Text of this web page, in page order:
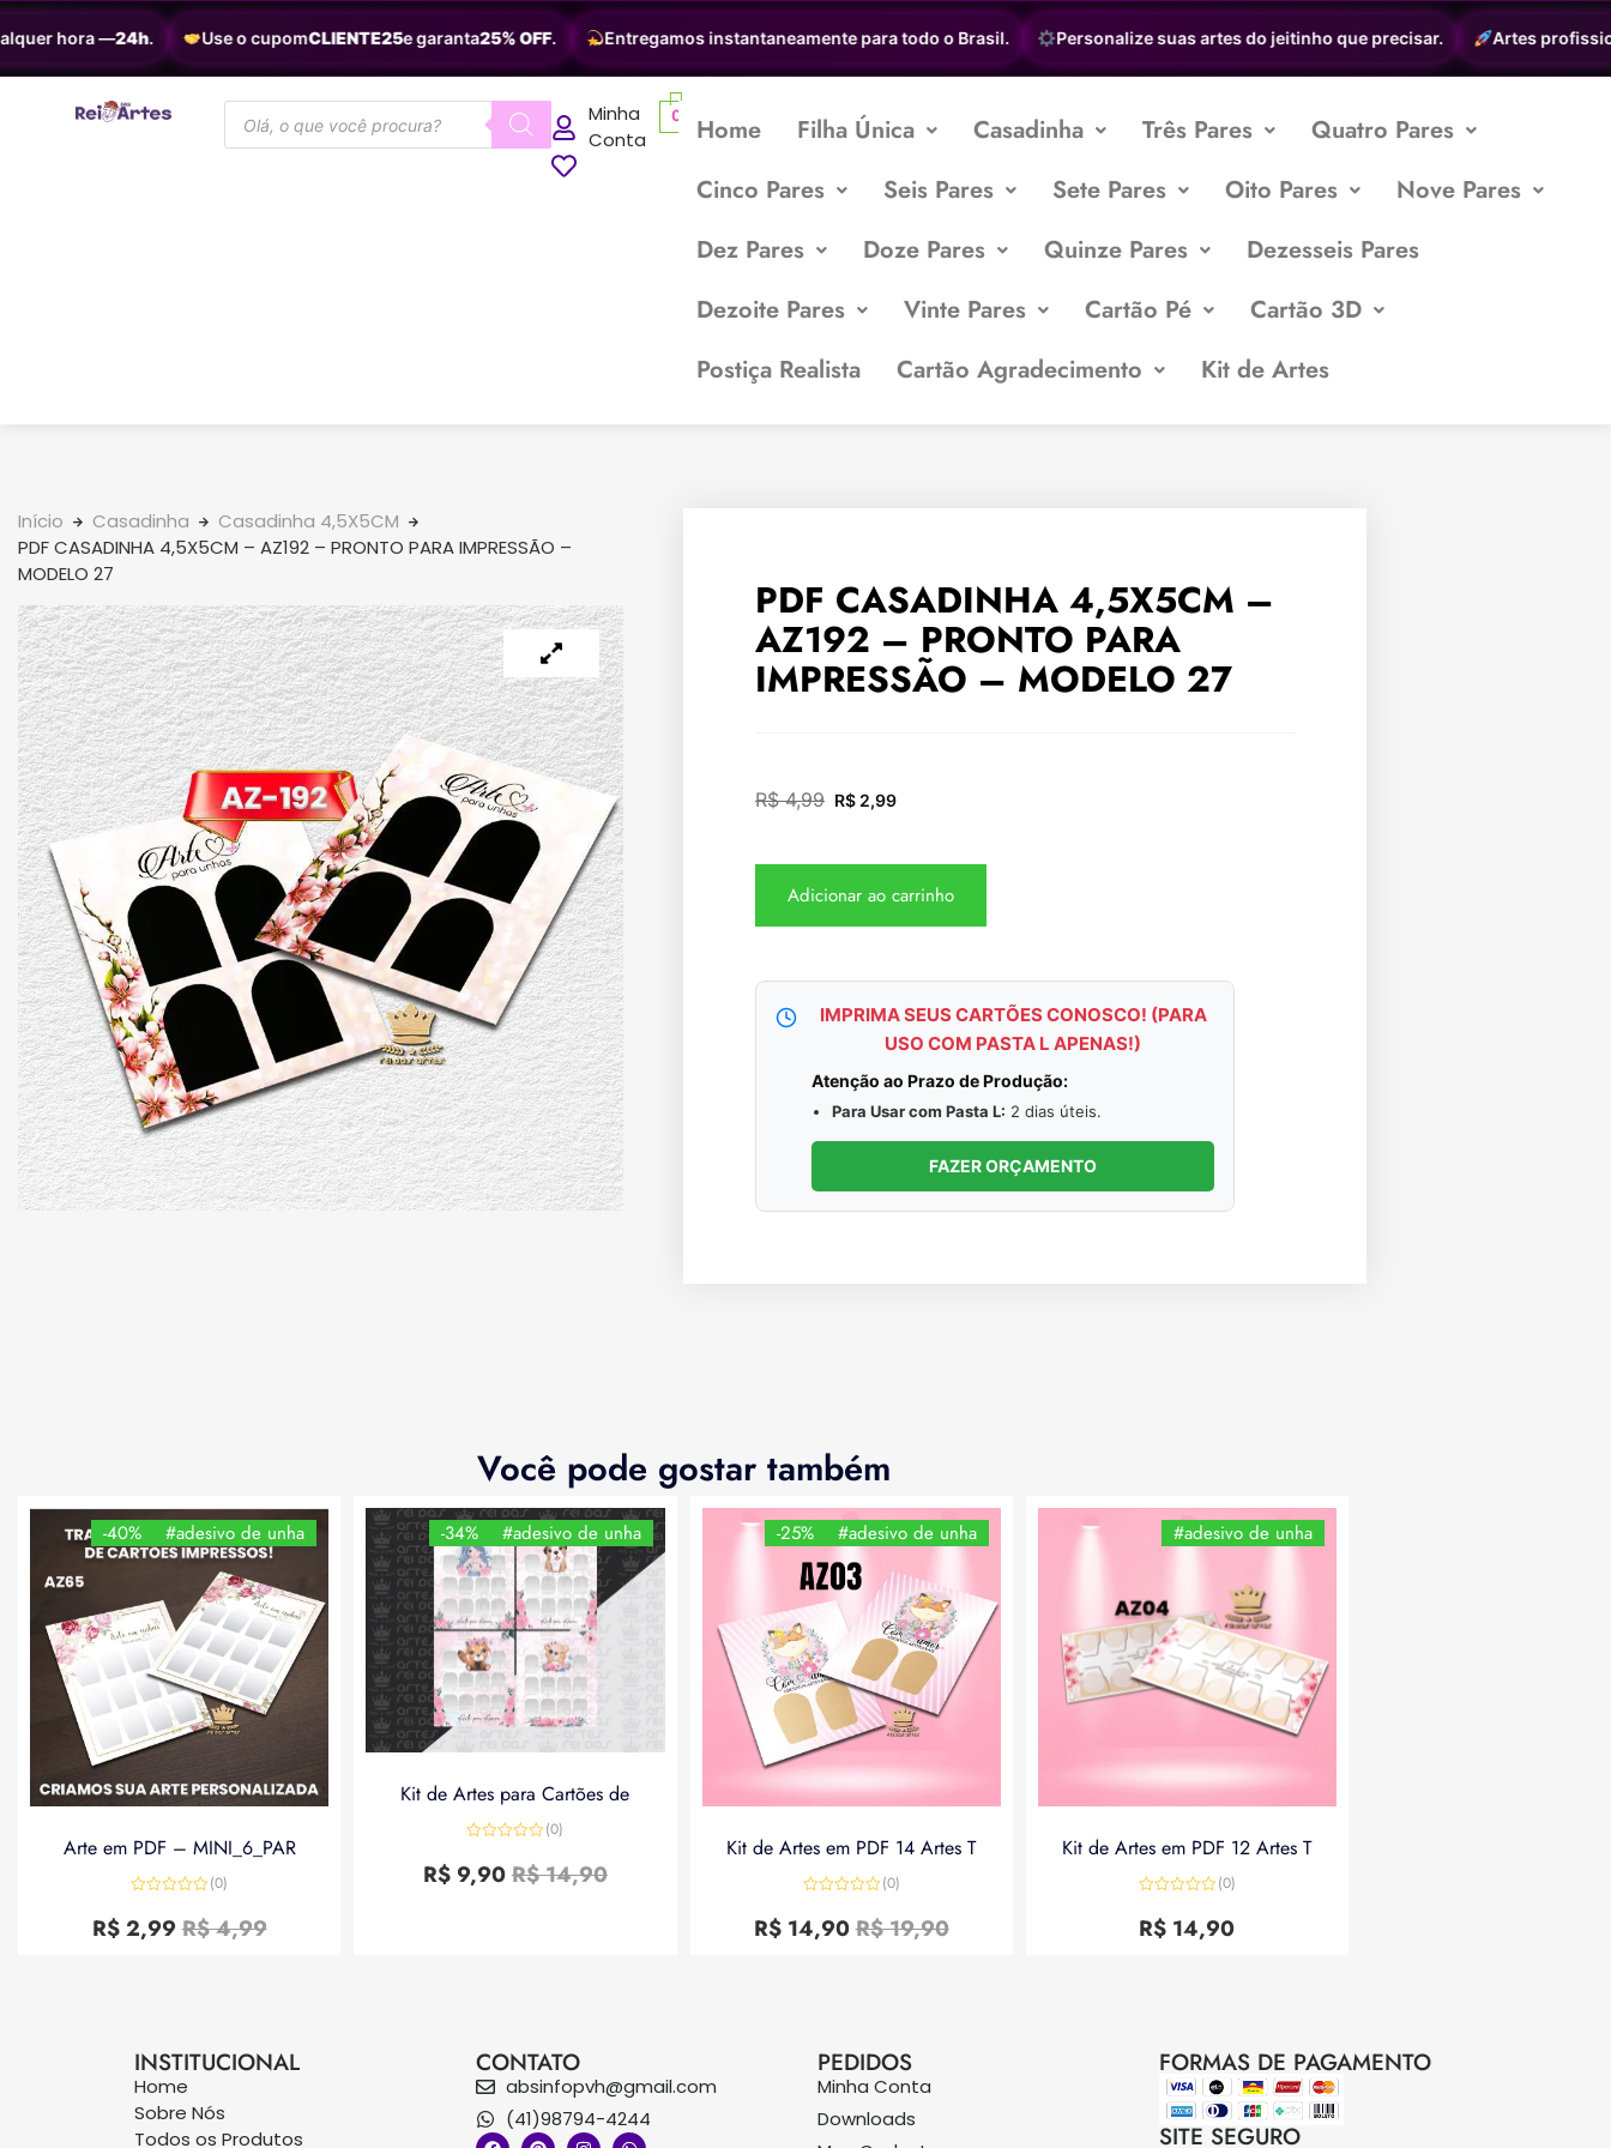
hora —24h. Use o cupomCLIENTE25e garanta25% OFF. Entregamos instantaneamente para todo o Brasil. Personalize suas artes do jeitinho que precisar. Artes
Minha
Conta
0 Home Filha Única Casadinha Três Pares
Quatro Pares
Cinco Pares
Seis Pares Sete Pares Oito Pares
Nove Pares
Dez Pares
Doze Pares Quinze Pares
Dezesseis Pares
Dezoite Pares
Vinte Pares Cartão Pé
Cartão 3D
Postiça Realista
Cartão Agradecimento Kit de Artes
Início Casadinha
Casadinha 4,5X5CM
PDF CASADINHA 4,5X5CM – AZ192 – PRONTO PARA IMPRESSÃO –
MODELO 27
PDF CASADINHA 4,5X5CM –
AZ192 – PRONTO PARA
IMPRESSÃO – MODELO 27
R$4,99 R$ 2,99
Adicionar ao carrinho
IMPRIMA SEUS CARTÕES CONOSCO! (PARA
USO COM PASTA L APENAS!)
Atenção ao Prazo de Produção:
Para Usar com Pasta L: 2 dias úteis.
FAZER ORÇAMENTO
Você pode gostar também
-40% #adesivo de unha
Arte em PDF – MINI_6_PAR
0
de
(0)
R$4,99
R$2,99
-34% #adesivo de unha
Kit de Artes para Cartões de
0
de
(0)
R$14,90
R$9,90
-25% #adesivo de unha
Kit de Artes em PDF 14 Artes T
0
de
(0)
R$19,90
R$14,90
#adesivo de unha
Kit de Artes em PDF 12 Artes T
0
de
(0)
R$ 14,90
INSTITUCIONAL
Home
Sobre Nós
Todos os Produtos
CONTATO
absinfopvh@gmail.com
(41)98794-4244
PEDIDOS
Minha Conta
Downloads
FORMAS DE PAGAMENTO
SITE SEGURO